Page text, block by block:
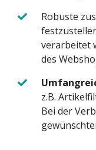
Robuste
verarbeitet
des
z.B.
Bei der